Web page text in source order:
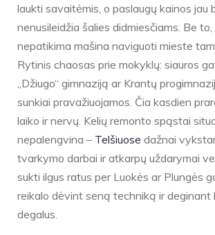
laukti savaitėmis, o paslaugų kainos jau
nenusileidžia šalies didmiesčiams. Be
nepatikima mašina naviguoti mieste
Rytinis chaosas prie mokyklų: siauros
„Džiugo“ gimnaziją ar Krantų
sunkiai pravažiuojamos. Čia kasdien
laiko ir nervų. Kelių remonto spąstai
nepalengvina – Telšiuose dažnai
tvarkymo darbai ir atkarpų uždarymai
sukti ilgus ratus per Luokės ar Plungės
reikalo dėvint seną techniką ir deginant
degalus.